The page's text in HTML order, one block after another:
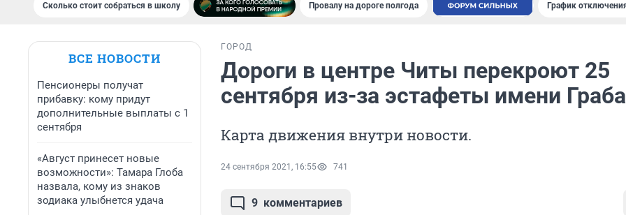
Сколько стоит собраться в школу Провалу на дороге полгода График
ВСЕ НОВОСТИ
Пенсионеры получат
прибавку: кому придут
дополнительные выплаты с 1
сентября
«Август принесет новые
возможности»: Тамара Глоба
назвала, кому из знаков
зодиака улыбнется удача
ГОРОД
Дороги в центре Читы перекроют 25
сентября из-за эстафеты имени
Карта движения внутри новости.
24 сентября 2021, 16:55 741
9 комментариев